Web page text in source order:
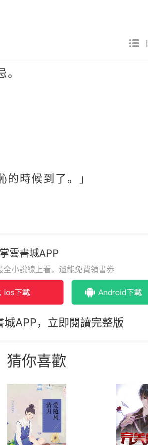
時候到了。」
雲書城APP
全小說線上看，還能免費領書券
城APP，立即閱讀完整版
猜你喜歡